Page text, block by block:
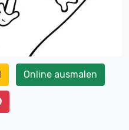
Online ausmalen